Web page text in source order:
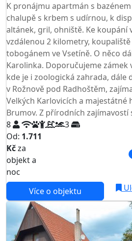
K pronájmu apartmán s
chalupě s krbem s udírnou, k
altánek, gril, ohniště. Ke koupání
vzdálenou 2 kilometry,
tobogánem ve Vsetíně. O něco
Karolinka. Doporučujeme zámek
kde je i zoologická zahrada, dále
v Rožnově pod Radhoštěm,
Velkých Karlovicích a majestátné
Brumov. Z přírodních zajímavostí
8
3
Od: 1.711
Kčza
objekt a
noc
Více o objektu